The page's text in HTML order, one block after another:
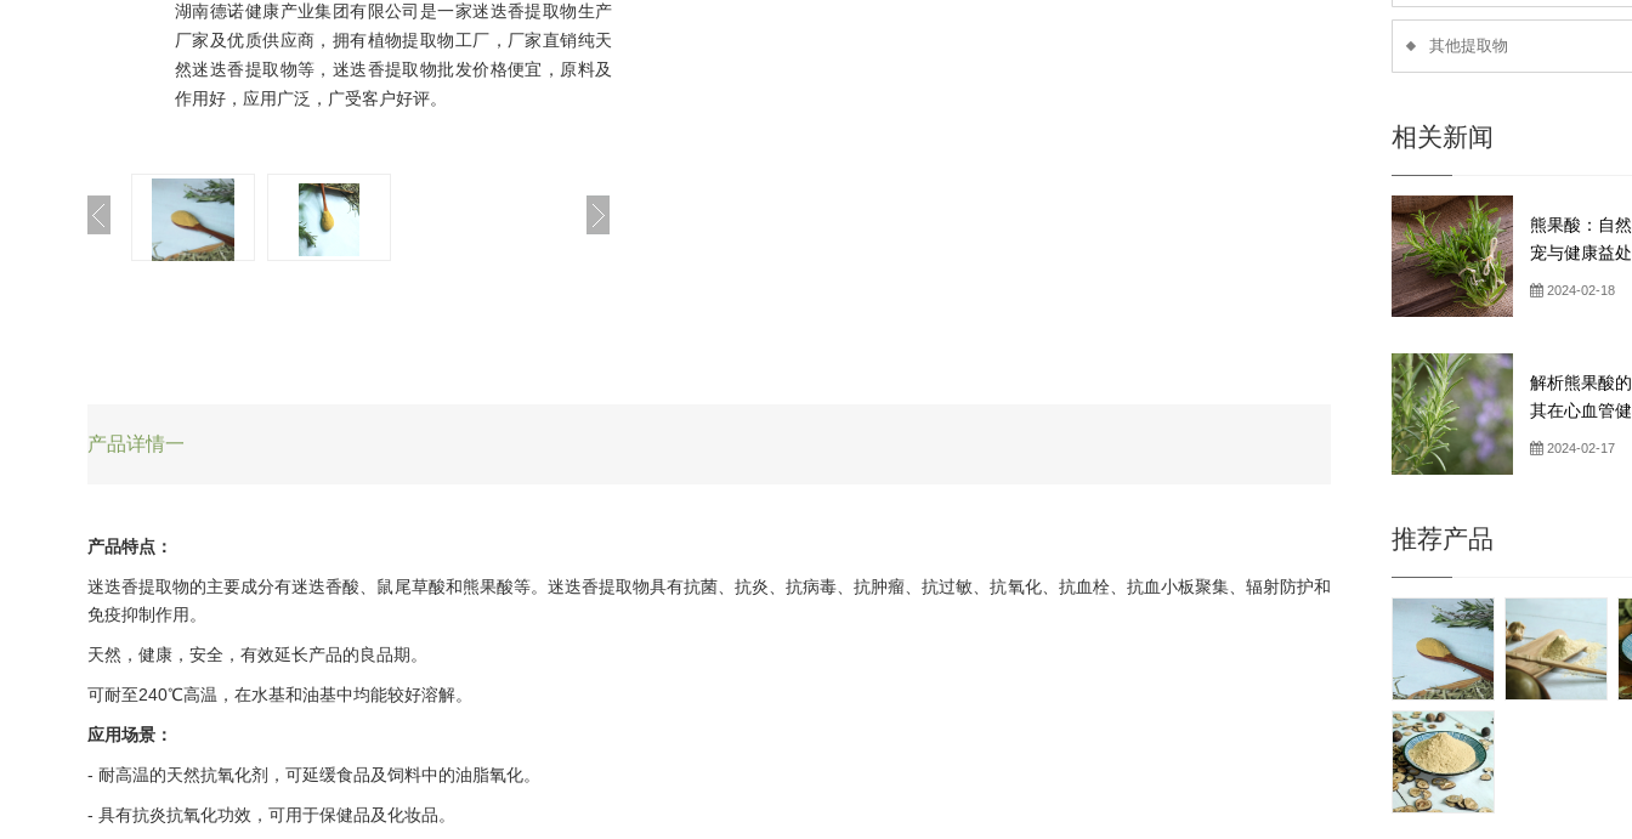
湖南德诺健康产业集团有限公司是一家迷迭香提取物生产
厂家及优质供应商，拥有植物提取物工厂，厂家直销纯天
然迷迭香提取物等，迷迭香提取物批发价格便宜，原料及
作用好，应用广泛，广受客户好评。
产品详情一
产品特点：
迷迭香提取物的主要成分有迷迭香酸、鼠尾草酸和熊果酸等。迷迭香提取物具有抗菌、抗炎、抗病毒、抗肿瘤、抗过敏、抗氧化、抗血栓、抗血小板聚集、辐射防护和
免疫抑制作用。
天然，健康，安全，有效延长产品的良品期。
可耐至240℃高温，在水基和油基中均能较好溶解。
应用场景：
- 耐高温的天然抗氧化剂，可延缓食品及饲料中的油脂氧化。
- 具有抗炎抗氧化功效，可用于保健品及化妆品。
其他提取物
相关新闻
熊果酸：自
宠与健康益处
2024-02-18
解析熊果酸
其在心血管
2024-02-17
推荐产品